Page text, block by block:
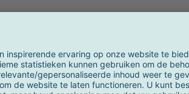
aanbevelingen voor u